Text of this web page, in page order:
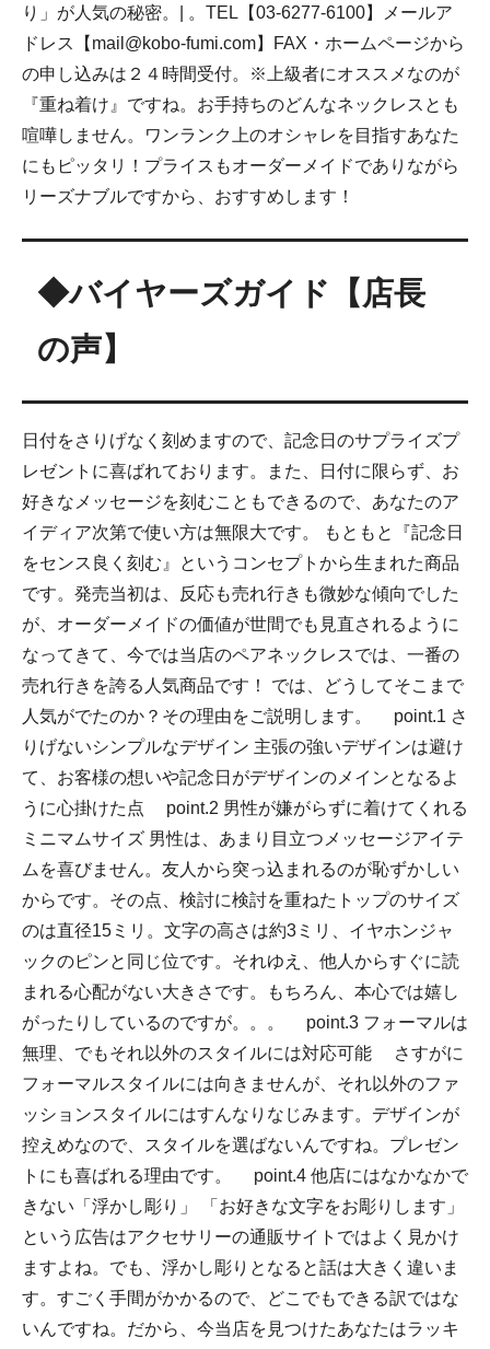
り」が人気の秘密。| 。TEL【03-6277-6100】メールア
ドレス【mail@kobo-fumi.com】FAX・ホームページから
の申し込みは２４時間受付。※上級者にオススメなのが
『重ね着け』ですね。お手持ちのどんなネックレスとも
喧嘩しません。ワンランク上のオシャレを目指すあなた
にもピッタリ！プライスもオーダーメイドでありながら
リーズナブルですから、おすすめします！
◆バイヤーズガイド【店長
の声】
日付をさりげなく刻めますので、記念日のサプライズプ
レゼントに喜ばれております。また、日付に限らず、お
好きなメッセージを刻むこともできるので、あなたのア
イディア次第で使い方は無限大です。 もともと『記念日
をセンス良く刻む』というコンセプトから生まれた商品
です。発売当初は、反応も売れ行きも微妙な傾向でした
が、オーダーメイドの価値が世間でも見直されるように
なってきて、今では当店のペアネックレスでは、一番の
売れ行きを誇る人気商品です！ では、どうしてそこまで
人気がでたのか？その理由をご説明します。 point.1 さ
りげないシンプルなデザイン 主張の強いデザインは避け
て、お客様の想いや記念日がデザインのメインとなるよ
うに心掛けた点 point.2 男性が嫌がらずに着けてくれる
ミニマムサイズ 男性は、あまり目立つメッセージアイテ
ムを喜びません。友人から突っ込まれるのが恥ずかしい
からです。その点、検討に検討を重ねたトップのサイズ
のは直径15ミリ。文字の高さは約3ミリ、イヤホンジャ
ックのピンと同じ位です。それゆえ、他人からすぐに読
まれる心配がない大きさです。もちろん、本心では嬉し
がったりしているのですが。。。 point.3 フォーマルは
無理、でもそれ以外のスタイルには対応可能 さすがに
フォーマルスタイルには向きませんが、それ以外のファ
ッションスタイルにはすんなりなじみます。デザインが
控えめなので、スタイルを選ばないんですね。プレゼン
トにも喜ばれる理由です。 point.4 他店にはなかなかで
きない「浮かし彫り」 「お好きな文字をお彫りします」
という広告はアクセサリーの通販サイトではよく見かけ
ますよね。でも、浮かし彫りとなると話は大きく違いま
す。すごく手間がかかるので、どこでもできる訳ではな
いんですね。だから、今当店を見つけたあなたはラッキ